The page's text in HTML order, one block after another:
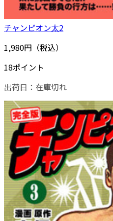
チャンピオン太2
1,980円（税込）
18ポイント
出荷日： 在庫切れ